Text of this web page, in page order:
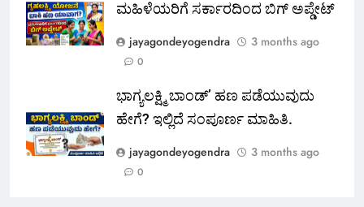
ಮಹಿಳೆಯರಿಗೆ ಸರ್ಕಾರದಿಂದ ಬಿಗ್ ಅಪ್ಡೇಟ್
jayagondeyogendra
3 months ago
0
ಭಾಗ್ಯಲಕ್ಷ್ಮಿ ಬಾಂಡ್’ ಹಣ ಪಡೆಯುವುದು
ಹೇಗೆ? ಇಲ್ಲಿದೆ ಸಂಪೂರ್ಣ ಮಾಹಿತಿ.
jayagondeyogendra
3 months ago
0